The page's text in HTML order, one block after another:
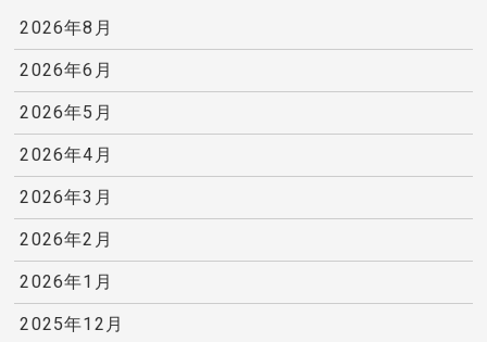
2026年8月
2026年6月
2026年5月
2026年4月
2026年3月
2026年2月
2026年1月
2025年12月